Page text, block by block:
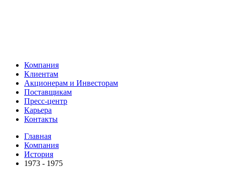
Компания
Клиентам
Акционерам и Инвесторам
Поставщикам
Пресс-центр
Карьера
Контакты
Главная
Компания
История
1973 - 1975